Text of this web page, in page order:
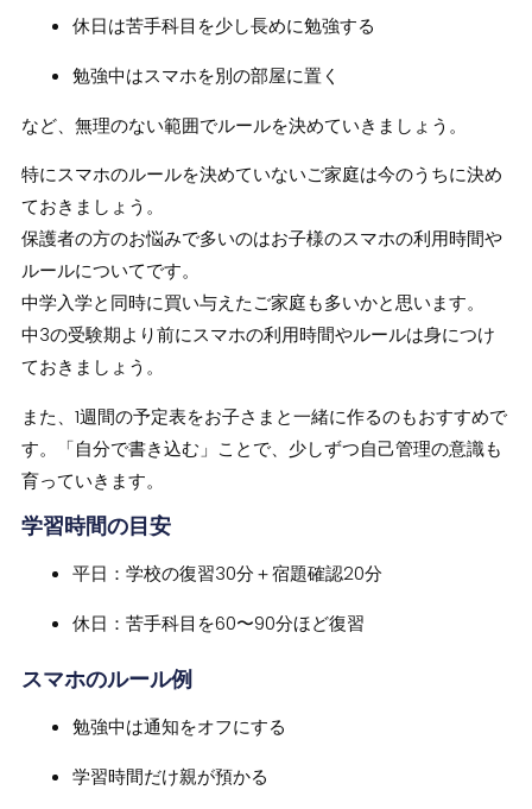
休日は苦手科目を少し長めに勉強する
勉強中はスマホを別の部屋に置く
など、無理のない範囲でルールを決めていきましょう。
特にスマホのルールを決めていないご家庭は今のうちに決め
ておきましょう。
保護者の方のお悩みで多いのはお子様のスマホの利用時間や
ルールについてです。
中学入学と同時に買い与えたご家庭も多いかと思います。
中3の受験期より前にスマホの利用時間やルールは身につけ
ておきましょう。
また、1週間の予定表をお子さまと一緒に作るのもおすすめで
す。「自分で書き込む」ことで、少しずつ自己管理の意識も
育っていきます。
学習時間の目安
平日：学校の復習30分＋宿題確認20分
休日：苦手科目を60〜90分ほど復習
スマホのルール例
勉強中は通知をオフにする
学習時間だけ親が預かる